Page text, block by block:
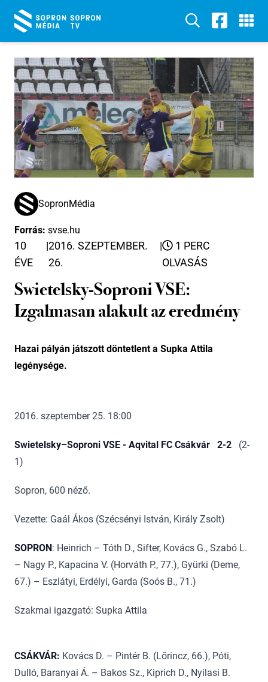
SopronMédia
Forrás: svse.hu
10
ÉVE
|2016. SZEPTEMBER.
26.
|
1 PERC
OLVASÁS
Swietelsky-Soproni VSE:
Izgalmasan alakult az eredmény
Hazai pályán játszott döntetlent a Supka Attila
legénysége.
2016. szeptember 25. 18:00
Swietelsky–Soproni VSE - Aqvital FC Csákvár 2-2 (2-
1)
Sopron, 600 néző.
Vezette: Gaál Ákos (Szécsényi István, Király Zsolt)
SOPRON: Heinrich – Tóth D., Sifter, Kovács G., Szabó L.
– Nagy P., Kapacina V. (Horváth P., 77.), Gyürki (Deme,
67.) – Eszlátyi, Erdélyi, Garda (Soós B., 71.)
Szakmai igazgató: Supka Attila
CSÁKVÁR: Kovács D. – Pintér B. (Lőrincz, 66.), Póti,
Dulló, Baranyai Á. – Bakos Sz., Kiprich D., Nyilasi B.